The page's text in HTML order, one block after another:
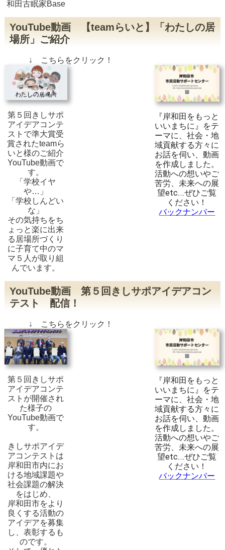
和田古眠家Base
YouTube動画 【teamらいと】「わたしの居
場所」ご紹介
↓ こちらをクリック！
第５回きしサポ
アイデアコンテ
ストで準大賞受
賞されたteamら
いと様のご紹介
YouTube動画で
す。
「学校イヤ
や…」
「学校しんどい
な」
その気持ちをち
ょっと楽に出来
る居場所づくり
に子育て中のマ
マ５人が取り組
んでいます。
『岸和田をもっと
いいまちに』をテ
ーマに、社会・地
域貢献する方々に
お話を伺い、動画
を作成しました。
活動への想いやご
苦労、未来への展
望etc.…ぜひご覧
ください！
バックナンバー
YouTube動画 第５回きしサポアイデアコン
テスト 配信！
↓ こちらをクリック！
第５回きしサポ
アイデアコンテ
ストが開催され
た様子の
YouTube動画で
す。
きしサポアイデ
アコンテストは
岸和田市内にお
ける地域課題や
社会課題の解決
をはじめ、
岸和田市をより
良くする活動の
アイデアを募集
し、表彰するも
のです。
『岸和田をもっと
いいまちに』をテ
ーマに、社会・地
域貢献する方々に
お話を伺い、動画
を作成しました。
活動への想いやご
苦労、未来への展
望etc.…ぜひご覧
ください！
バックナンバー